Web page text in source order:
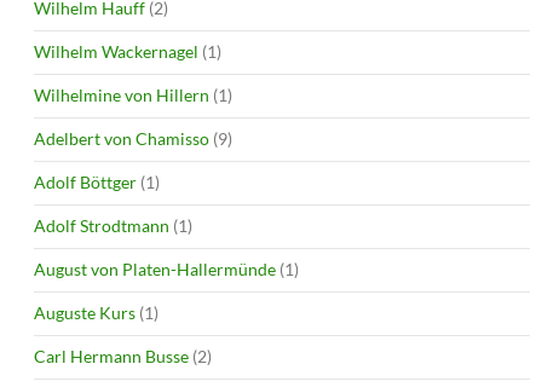
Wilhelm Hauff (2)
Wilhelm Wackernagel (1)
Wilhelmine von Hillern (1)
Adelbert von Chamisso (9)
Adolf Böttger (1)
Adolf Strodtmann (1)
August von Platen-Hallermünde (1)
Auguste Kurs (1)
Carl Hermann Busse (2)